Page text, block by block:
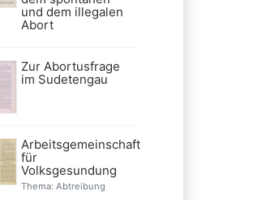
und dem illegalen
Abort
Zur Abortusfrage
im Sudetengau
Arbeitsgemeinschaft
für
Volksgesundung
Thema: Abtreibung